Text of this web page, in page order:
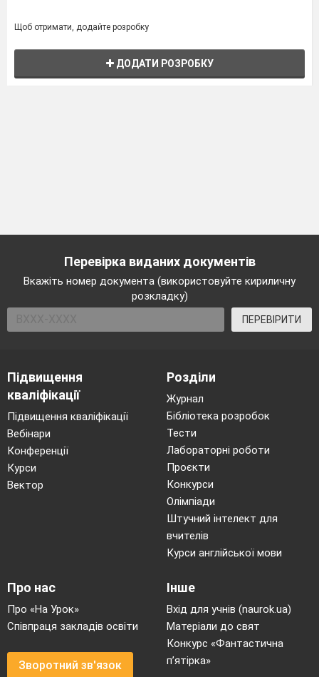
Щоб отримати, додайте розробку
ДОДАТИ РОЗРОБКУ
Перевірка виданих документів
Вкажіть номер документа (використовуйте кириличну
розкладку)
ПЕРЕВІРИТИ
Підвищення
кваліфікації
Підвищення кваліфікації
Вебінари
Конференції
Курси
Вектор
Розділи
Журнал
Бібліотека розробок
Тести
Лабораторні роботи
Проєкти
Конкурси
Олімпіади
Штучний інтелект для
вчителів
Курси англійської мови
Про нас
Про «На Урок»
Співпраця закладів освіти
Зворотний зв'язок
Інше
Вхід для учнів (naurok.ua)
Матеріали до свят
Конкурс «Фантастична
п’ятірка»